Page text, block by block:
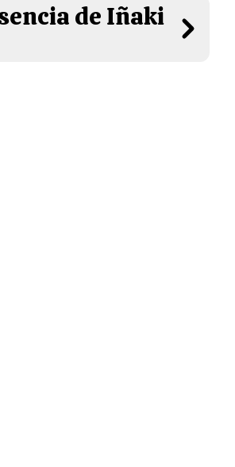
de Iñaki